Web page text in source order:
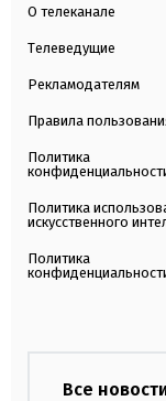
О телеканале
Телеведущие
Рекламодателям
Правила
Политика
Политика
искусственного
Политика
Все